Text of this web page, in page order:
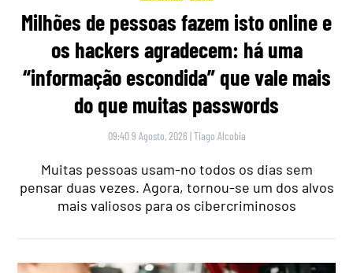
Milhões de pessoas fazem isto online e
os hackers agradecem: há uma
“informação escondida” que vale mais
do que muitas passwords
09:40 9 Agosto, 2026 |Tiago Alcobia
Muitas pessoas usam-no todos os dias sem
pensar duas vezes. Agora, tornou-se um dos alvos
mais valiosos para os cibercriminosos